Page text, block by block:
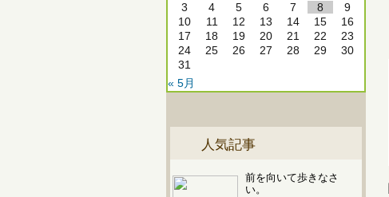
3
4 5 6 7 8
9
10
11 12 13 14 15
16
17
18 19 20 21 22
23
24
25 26 27 28 29
30
31
« 5月
人気記事
前を向いて歩きなさ
い。